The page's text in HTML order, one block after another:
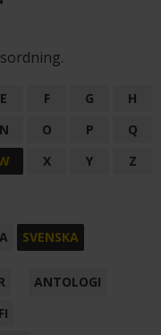
E F G
H
N O P
Q
X Y
Z
SVENSKA
ANTOLOGI